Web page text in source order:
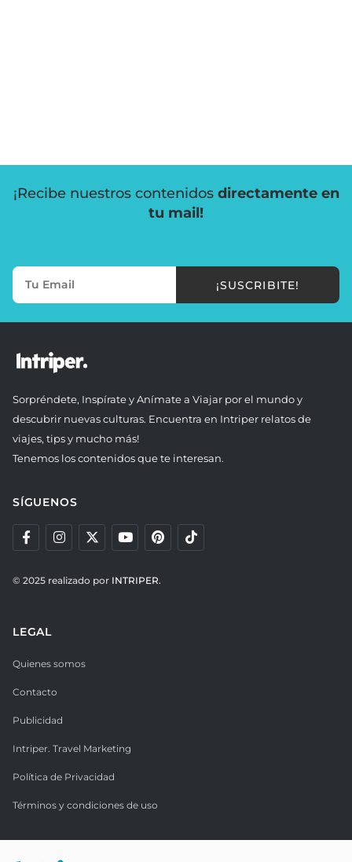
¡Recibe nuestros contenidos directamente en
tu mail!
¡SUSCRIBITE!
Sorpréndete, Inspírate y Anímate a Viajar por el mundo y
descubrir nuevas culturas. Encuentra en Intriper relatos de
viajes, tips y mucho más!
Tenemos los contenidos que te interesan.
SÍGUENOS
© 2025 realizado por INTRIPER.
LEGAL
Quienes somos
Contacto
Publicidad
Intriper. Travel Marketing
Política de Privacidad
Términos y condiciones de uso